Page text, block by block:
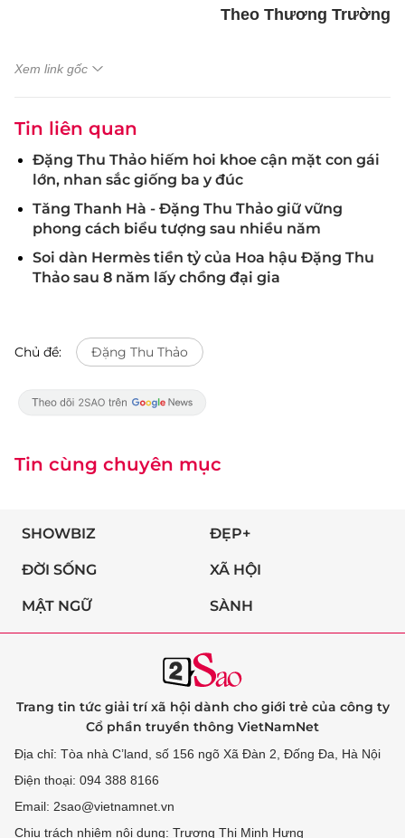
Theo Thương Trường
Xem link gốc
Tin liên quan
Đặng Thu Thảo hiếm hoi khoe cận mặt con gái
lớn, nhan sắc giống ba y đúc
Tăng Thanh Hà - Đặng Thu Thảo giữ vững
phong cách biểu tượng sau nhiều năm
Soi dàn Hermès tiền tỷ của Hoa hậu Đặng Thu
Thảo sau 8 năm lấy chồng đại gia
Chủ đề: Đặng Thu Thảo
Tin cùng chuyên mục
SHOWBIZ ĐẸP+
ĐỜI SỐNG XÃ HỘI
MẬT NGỮ SÀNH
Trang tin tức giải trí xã hội dành cho giới trẻ của công ty
Cổ phần truyền thông VietNamNet
Địa chỉ: Tòa nhà C’land, số 156 ngõ Xã Đàn 2, Đống Đa, Hà Nội
Điện thoại: 094 388 8166
Email: 2sao@vietnamnet.vn
Chịu trách nhiệm nội dung: Trương Thị Minh Hưng